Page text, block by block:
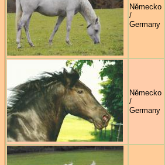
Německo
/
Germany
Německo
/
Germany